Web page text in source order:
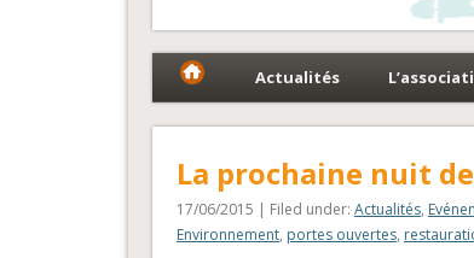
Actualités
La prochaine nuit
17/06/2015 | Filed under: Actualités,
Environnement, portes ouvertes,